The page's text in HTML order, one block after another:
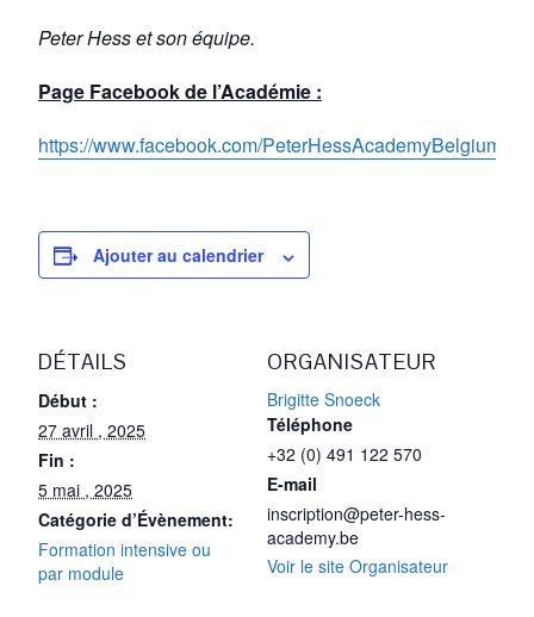
Peter Hess et son équipe.
Page Facebook de l’Académie :
https://www.facebook.com/PeterHessAcademyBelgium/
Ajouter au calendrier
DÉTAILS
Début :
27 avril , 2025
Fin :
5 mai , 2025
Catégorie d’Évènement:
Formation intensive ou
par module
ORGANISATEUR
Brigitte Snoeck
Téléphone
+32 (0) 491 122 570
E-mail
inscription@peter-hess-
academy.be
Voir le site Organisateur